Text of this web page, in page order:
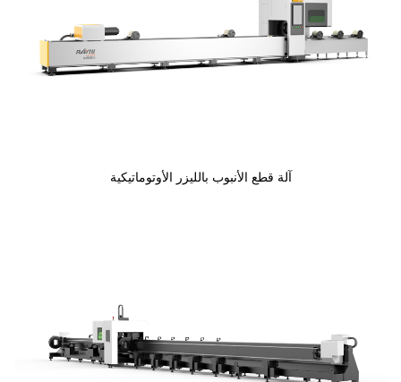
آلة قطع الأنبوب بالليزر الأوتوماتيكية